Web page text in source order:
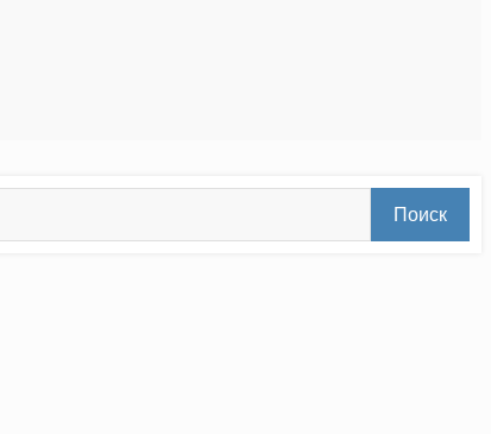
Поиск